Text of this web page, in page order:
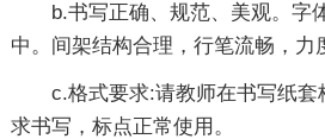
b.书写正确、规范、美观。字
中。间架结构合理，行笔流畅，力
c.格式要求:请教师在书写纸
求书写，标点正常使用。